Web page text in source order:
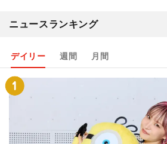
ニュースランキング
デイリー 週間 月間